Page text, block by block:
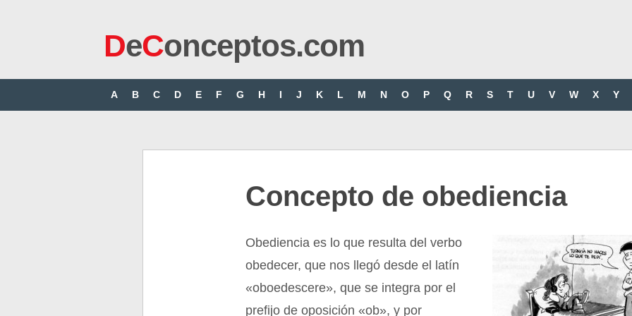
DeConceptos.com
A B C D E F G H I J K L M N O P Q R S T U V W X Y
Concepto de obediencia
Obediencia es lo que resulta del verbo
obedecer, que nos llegó desde el latín
«oboedescere», que se integra por el
prefijo de oposición «ob», y por